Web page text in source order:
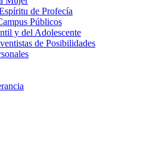
de Profecía
Públicos
y del Adolescente
de Posibilidades